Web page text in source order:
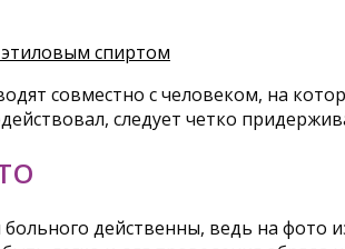
спиртом
совместно с человеком, на
следует четко
действенны, ведь на фото